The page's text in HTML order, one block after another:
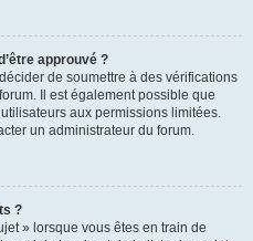
approuvé ?
de soumettre à des vérifications
Il est également possible que
aux permissions limitées.
un administrateur du forum.
?
» lorsque vous êtes en train de